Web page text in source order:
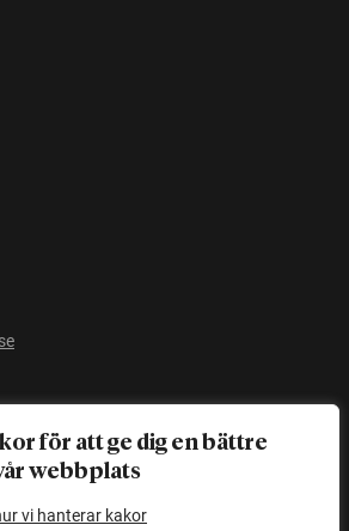
för att ge dig en bättre
webbplats
vi hanterar kakor